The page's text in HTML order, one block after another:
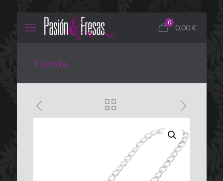
0
0,00€
Tienda